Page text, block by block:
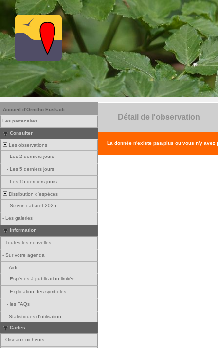
Accueil d'Ornitho Euskadi
Les partenaires
Consulter
Les observations
- Les 2 derniers jours
- Les 5 derniers jours
- Les 15 derniers jours
Distribution d'espèces
- Sizerin cabaret 2025
- Les galeries
Information
- Toutes les nouvelles
- Sur votre agenda
Aide
- Espèces à publication limitée
- Explication des symboles
- les FAQs
Statistiques d'utilisation
Cartes
- Oiseaux nicheurs
Détail de l'observation
La donnée n'existe pas/plus ou vous n'y avez